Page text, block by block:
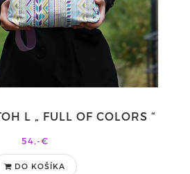
L „ FULL OF COLORS “
54,-€
DO KOŠÍKA